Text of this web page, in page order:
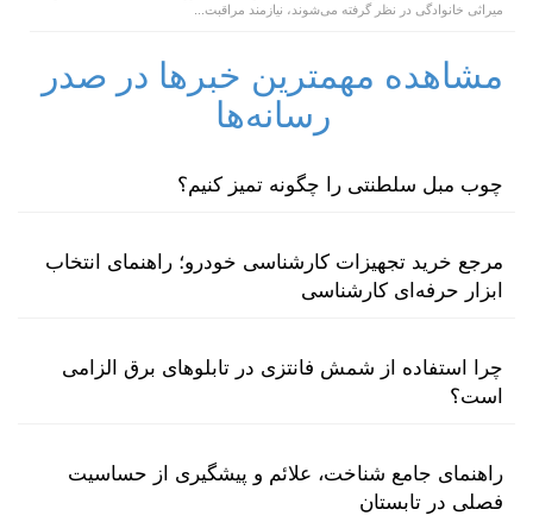
میراثی خانوادگی در نظر گرفته می‌شوند، نیازمند مراقبت...
مشاهده مهمترین خبرها در صدر
رسانه‌ها
چوب مبل سلطنتی را چگونه تمیز کنیم؟
مرجع خرید تجهیزات کارشناسی خودرو؛ راهنمای انتخاب
ابزار حرفه‌ای کارشناسی
چرا استفاده از شمش فانتزی در تابلوهای برق الزامی
است؟
راهنمای جامع شناخت، علائم و پیشگیری از حساسیت
فصلی در تابستان